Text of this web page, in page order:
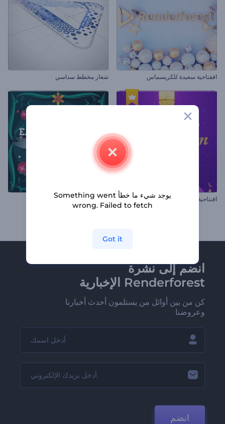
اففتاحية سعيدة للكريسماس شعار مخطط سداسي
افتتاحية حيوية لرمضان افتتاحية شم النسيم الملونة
انضم إلى نشرة
Renderforest الإخبارية
كن من بين أوائل من يستلمون أحدث أخبارنا
وعروضنا
انضم
يوجد شيء ما خطأ Something went
wrong. Failed to fetch
Got it